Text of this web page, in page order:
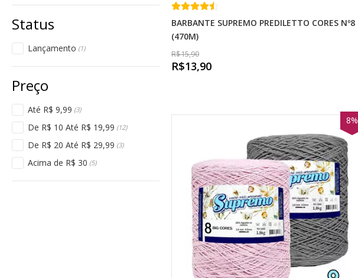
Lançamento (1)
Até R$ 9,99 (3)
De R$ 10 Até R$ 19,99 (12)
De R$ 20 Até R$ 29,99 (3)
Acima de R$ 30 (5)
BARBANTE SUPREMO PREDILETTO CORES Nº8
(470M)
R$15,90
R$13,90
8%